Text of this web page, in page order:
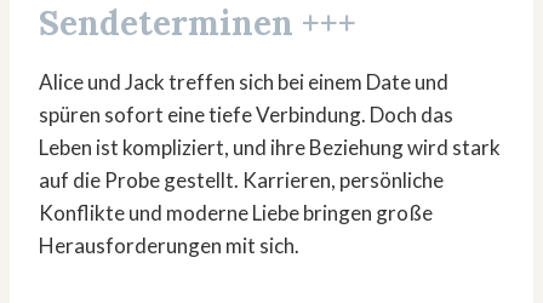
Sendeterminen +++
Alice und Jack treffen sich bei einem Date und
spüren sofort eine tiefe Verbindung. Doch das
Leben ist kompliziert, und ihre Beziehung wird stark
auf die Probe gestellt. Karrieren, persönliche
Konflikte und moderne Liebe bringen große
Herausforderungen mit sich.